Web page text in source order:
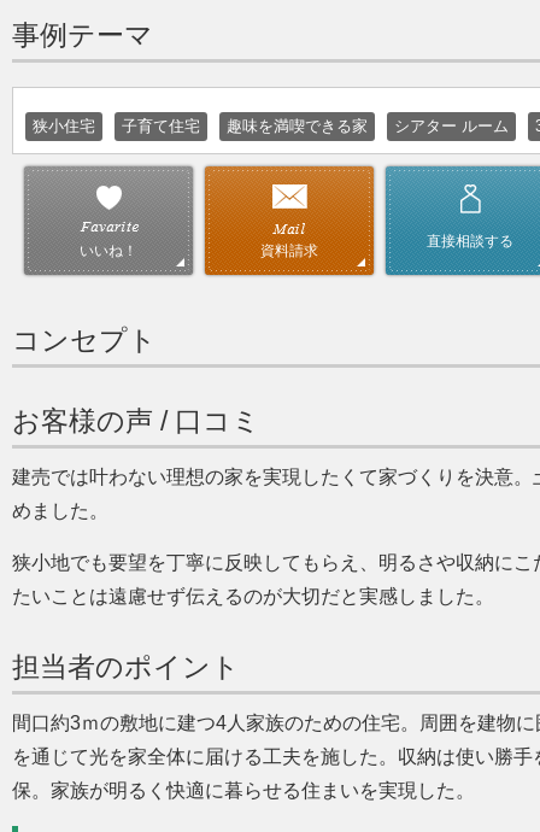
事例テーマ
狭小住宅 子育て住宅 趣味を満喫できる家 シアター ルーム
いいね！ 資料請求
直接相談する
コンセプト
お客様の声 / 口コミ
建売では叶わない理想の家を実現したくて家づくりを決意
めました。
狭小地でも要望を丁寧に反映してもらえ、明るさや収納に
たいことは遠慮せず伝えるのが大切だと実感しました。
担当者のポイント
間口約3ｍの敷地に建つ4人家族のための住宅。周囲を建物
を通じて光を家全体に届ける工夫を施した。収納は使い勝
保。家族が明るく快適に暮らせる住まいを実現した。